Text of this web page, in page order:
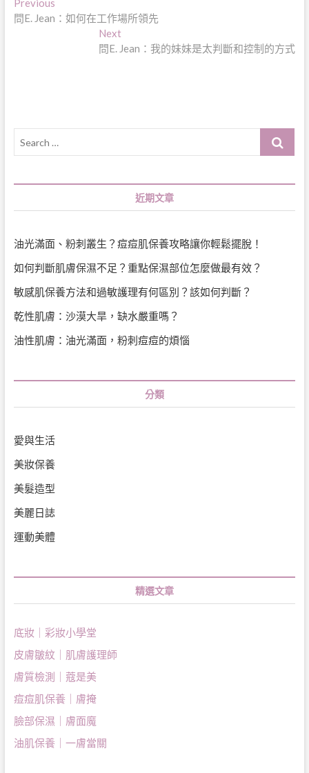
文
章
Previous
post:
問E. Jean：如何在工作場所領先
NextNext
post:
問E. Jean：我的妹妹是太判斷和控制的方式
Search
近期文章
油光滿面、粉刺叢生？痘痘肌保養攻略讓你輕鬆擺脫！
如何判斷肌膚保濕不足？重點保濕部位怎麼做最有效？
敏感肌保養方法和過敏護理有何區別？該如何判斷？
乾性肌膚：沙漠大旱，缺水嚴重嗎？
油性肌膚：油光滿面，粉刺痘痘的煩惱
分類
愛與生活
美妝保養
美髮造型
美麗日誌
運動美體
精選文章
底妝｜彩妝小學堂
皮膚皺紋｜肌膚護理師
膚質檢測｜蔻是美
痘痘肌保養｜膚掩
臉部保濕｜膚面魔
油肌保養｜一膚當關